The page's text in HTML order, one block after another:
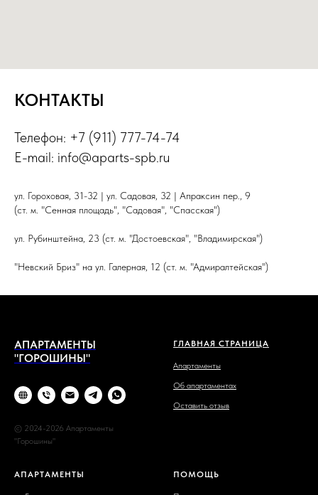
КОНТАКТЫ
Телефон: +7 (911) 777-74-74
E-mail: info@aparts-spb.ru
ул. Гороховая, 31-32 | ул. Садовая, 32 | Апраксин пер., 9
(ст. м. "Сенная площадь", "Садовая", "Спасская")
ул. Рубинштейна, 23 (ст. м. "Достоевская", "Владимирская")
"Невский Бриз" на ул. Галерная, 12 (ст. м. "Адмиралтейская")
АПАРТАМЕНТЫ
"ГОРОШИНЫ"
© 2024-2026 Апартаменты
"Горошины"
ГЛАВНАЯ СТРАНИЦА
Апартаменты
Об апартаментах
Оставить отзыв
АПАРТАМЕНТЫ ПОМОЩЬ